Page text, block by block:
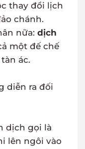
thay đổi lịch
chánh.
nữa: dịch
một đế chế
ác.
diễn ra đối
dịch gọi là
lên ngôi vào